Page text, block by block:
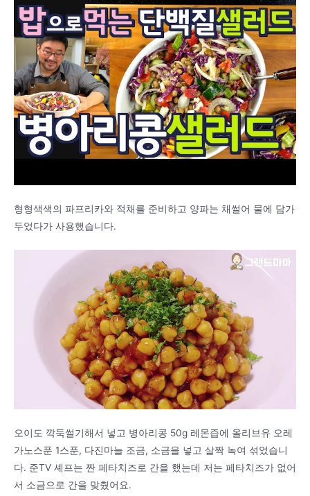
형형색색의 파프리카와 적채를 준비하고 양파는 채썰어 물에 담가
두었다가 사용했습니다.
오이도 깍둑썰기해서 넣고 병아리콩 50g 레몬즙에 올리브유 오레
가노스푼 1스푼, 다진마늘 조금, 소금을 넣고 살짝 녹여 섞었습니
다. 준TV 셰프는 짠 페타치즈로 간을 했는데 저는 페타치즈가 없어
서 소금으로 간을 맞췄어요.